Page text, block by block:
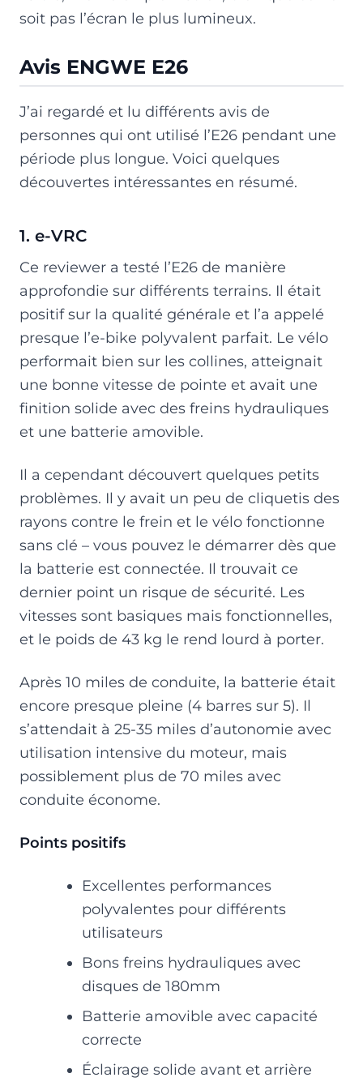
soit pas l’écran le plus lumineux.
Avis ENGWE E26
J’ai regardé et lu différents avis de
personnes qui ont utilisé l’E26 pendant une
période plus longue. Voici quelques
découvertes intéressantes en résumé.
1. e-VRC
Ce reviewer a testé l’E26 de manière
approfondie sur différents terrains. Il était
positif sur la qualité générale et l’a appelé
presque l’e-bike polyvalent parfait. Le vélo
performait bien sur les collines, atteignait
une bonne vitesse de pointe et avait une
finition solide avec des freins hydrauliques
et une batterie amovible.
Il a cependant découvert quelques petits
problèmes. Il y avait un peu de cliquetis des
rayons contre le frein et le vélo fonctionne
sans clé – vous pouvez le démarrer dès que
la batterie est connectée. Il trouvait ce
dernier point un risque de sécurité. Les
vitesses sont basiques mais fonctionnelles,
et le poids de 43 kg le rend lourd à porter.
Après 10 miles de conduite, la batterie était
encore presque pleine (4 barres sur 5). Il
s’attendait à 25-35 miles d’autonomie avec
utilisation intensive du moteur, mais
possiblement plus de 70 miles avec
conduite économe.
Points positifs
Excellentes performances
polyvalentes pour différents
utilisateurs
Bons freins hydrauliques avec
disques de 180mm
Batterie amovible avec capacité
correcte
Éclairage solide avant et arrière